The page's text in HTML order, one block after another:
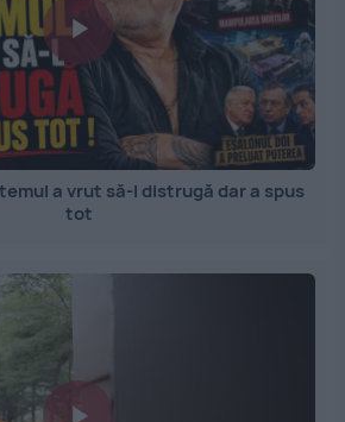
a vrut să-l distrugă dar a spus
tot